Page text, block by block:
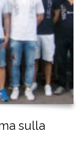
sulla